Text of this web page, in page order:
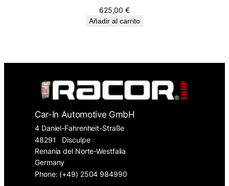
625,00€
Añadir al carrito
Car-In Automotive GmbH
4 Daniel-Fahrenheit-Straße
48291
Disculpe
Renania del Norte-Westfalia
Germany
Phone: (+49) 2504 984990